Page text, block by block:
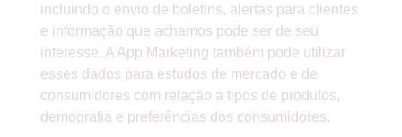
incluindo o envio de boletins, alertas para clientes
e informação que achamos pode ser de seu
interesse. A App Marketing também pode utilizar
esses dados para estudos de mercado e de
consumidores com relação a tipos de produtos,
demografia e preferências dos consumidores.